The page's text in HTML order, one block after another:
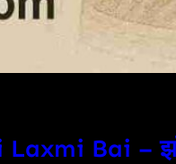
Laxmi Bai –